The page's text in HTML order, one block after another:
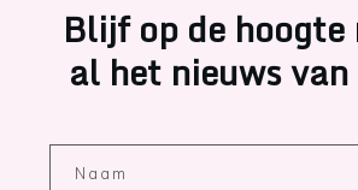
Blijf op de hoogte
al het nieuws van